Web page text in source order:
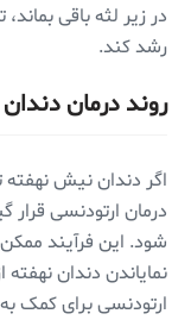
در زیر لثه باقی
رشد کند.
روند درمان
اگر دندان نیش
درمان ارتودنسی
شود. این فرآیند
نمایاندن دندان
ارتودنسی برای کمک